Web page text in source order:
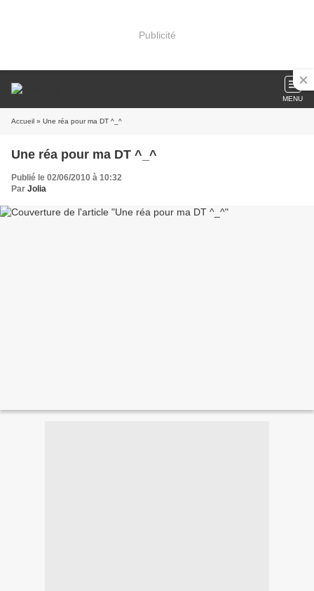
Publicité
MENU
Accueil » Une réa pour ma DT ^_^
Une réa pour ma DT ^_^
Publié le 02/06/2010 à 10:32
Par Jolia